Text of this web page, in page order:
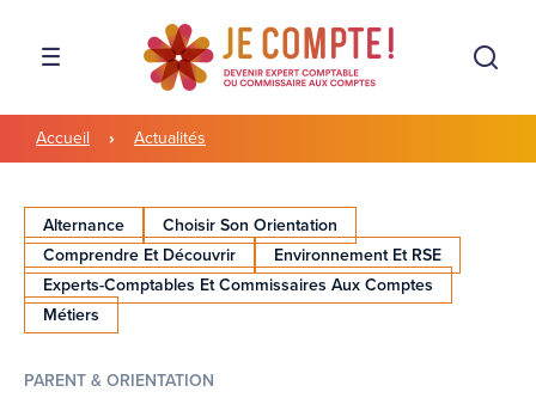
Aller au contenu
Aller à la navigation
MENU
Accueil Actualités
Alternance
Choisir Son Orientation
Comprendre Et Découvrir
Environnement Et RSE
Experts-Comptables Et Commissaires Aux Comptes
Métiers
PARENT & ORIENTATION